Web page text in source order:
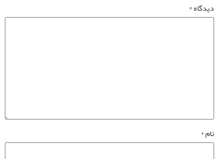
دیدگاه*
نام*